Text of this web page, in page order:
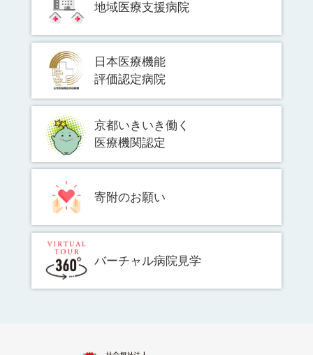
地域医療支援病院
日本医療機能
評価認定病院
京都いきいき働く
医療機関認定
寄附のお願い
バーチャル病院見学